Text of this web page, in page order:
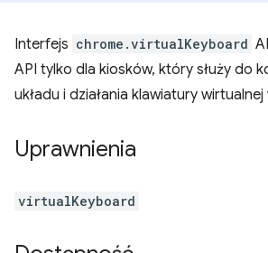
Interfejs chrome.virtualKeyboard
API tylko dla kiosków, który służy do
układu i działania klawiatury
Uprawnienia
virtualKeyboard